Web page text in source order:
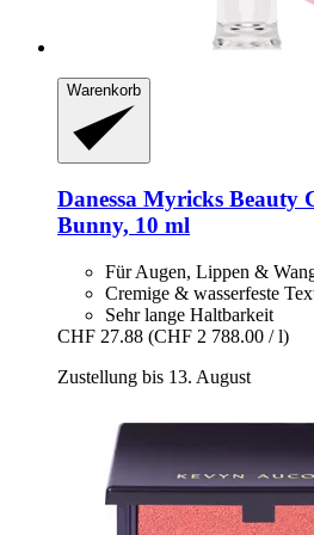
Warenkorb
Danessa Myricks Beauty
Bunny, 10 ml
Für Augen, Lippen &
Cremige & wasserfeste
Sehr lange Haltbarkeit
CHF 27.88 (CHF 2 788.00 / l)
Zustellung bis 13. August